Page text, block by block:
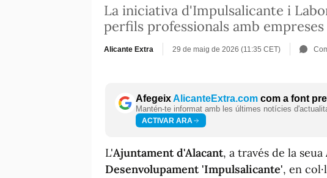
La iniciativa d'Impulsalicante i
perfils professionals amb
Alicante Extra 29 de maig de 2026 (11:35 CET)
AfegeixAlicanteExtra.com com a font
Mantén-te informat amb les últimes notícies
ACTIVAR ARA
L'Ajuntament d'Alacant, a través de la seua
Desenvolupament 'Impulsalicante', en